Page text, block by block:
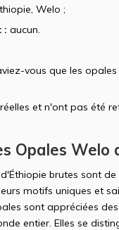
Welo ;
: aucun.
vous que les
et n'ont pas été
Opales Welo
brutes sont
motifs uniques et
sont appréciées
entier. Elles se